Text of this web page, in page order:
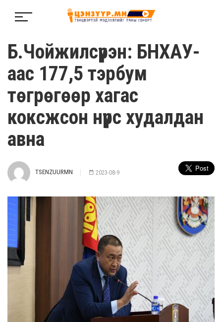
Б.Чойжилсүрэн: БНХАУ-
аас 177,5 тэрбум
төгрөгөөр хагас
коксжсон нүүрс худалдан
авна
TSENZUURMN 2023-08-9